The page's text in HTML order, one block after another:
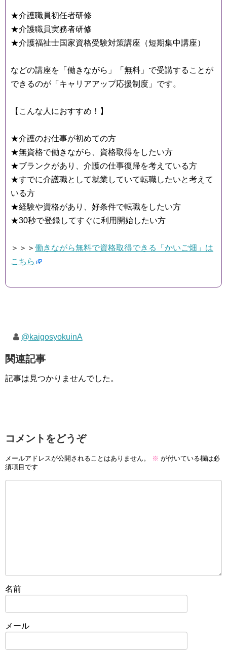
★介護職員初任者研修
★介護職員実務者研修
★介護福祉士国家資格受験対策講座（短期集中講座）
などの講座を「働きながら」「無料」で受講することが
できるのが「キャリアアップ応援制度」です。
【こんな人におすすめ！】
★介護のお仕事が初めての方
★無資格で働きながら、資格取得をしたい方
★ブランクがあり、介護の仕事復帰を考えている方
★すでに介護職として就業していて転職したいと考えて
いる方
★経験や資格があり、好条件で転職をしたい方
★30秒で登録してすぐに利用開始したい方
＞＞＞ 働きながら無料で資格取得できる「かいご畑」は
こちら
@kaigosyokuinA
関連記事
記事は見つかりませんでした。
コメントをどうぞ
メールアドレスが公開されることはありません。 ※ が付いている欄は必
須項目です
名前
メール